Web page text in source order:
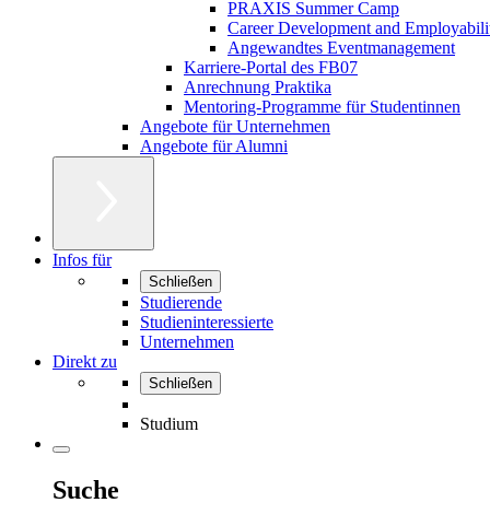
PRAXIS Summer Camp
Career Development and
Angewandtes Eventmanagement
Karriere-Portal des FB07
Anrechnung Praktika
Mentoring-Programme für Studentinnen
Angebote für Unternehmen
Angebote für Alumni
Infos für
Schließen
Studierende
Studieninteressierte
Unternehmen
Direkt zu
Schließen
Studium
Suche